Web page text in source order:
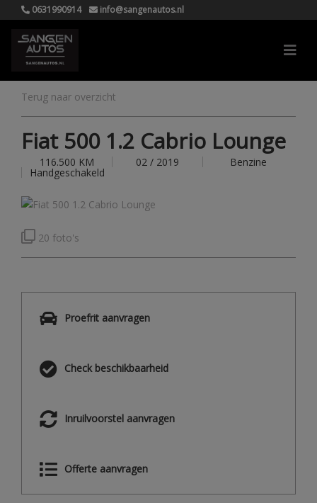
0631990914 info@sangenautos.nl
Terug naar overzicht
Fiat 500 1.2 Cabrio Lounge
116.500 KM 02 / 2019 Benzine
Handgeschakeld
20 foto's
Proefrit aanvragen
Check beschikbaarheid
Inruilvoorstel aanvragen
Offerte aanvragen